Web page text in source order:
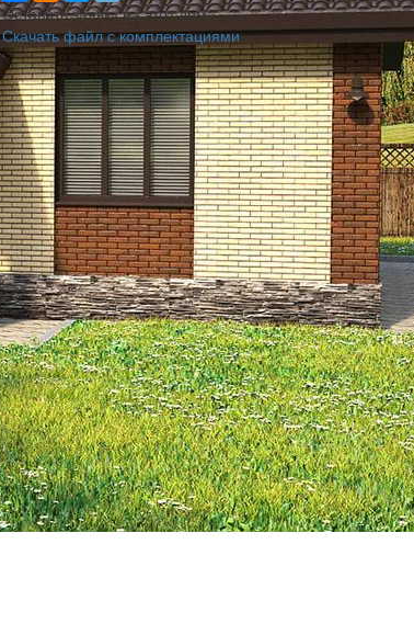
Оставить заявку на этот дом
Скачать файл с комплектациями